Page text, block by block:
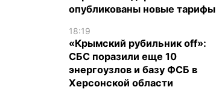
опубликованы новые тарифы
18:19
«Крымский рубильник off»:
СБС поразили еще 10
энергоузлов и базу ФСБ в
Херсонской области